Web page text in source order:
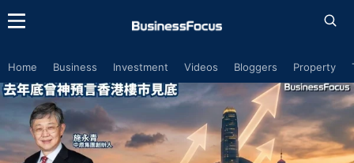
Home Business Investment Videos Bloggers Property